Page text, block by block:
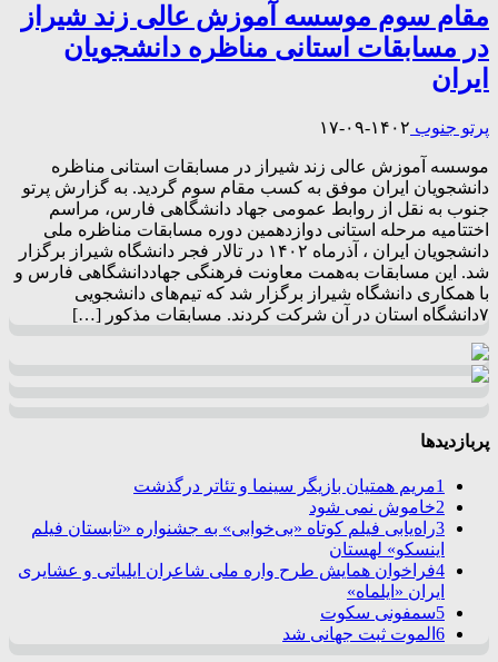
مقام سوم موسسه آموزش عالی زند شیراز
در مسابقات استانی مناظره دانشجویان
ایران
پرتو جنوب ۱۴۰۲-۰۹-۱۷
موسسه آموزش عالی زند شیراز در مسابقات استانی مناظره
دانشجویان ایران موفق به کسب مقام سوم گردید. به گزارش پرتو
جنوب به نقل از روابط عمومی جهاد دانشگاهی فارس، مراسم
اختتامیه مرحله استانی دوازدهمین دوره مسابقات مناظره ملی
دانشجویان ایران ، آذرماه ۱۴۰۲ در تالار فجر دانشگاه شیراز برگزار
شد. این مسابقات به‌همت معاونت فرهنگی جهاددانشگاهی فارس و
با همکاری دانشگاه شیراز برگزار شد که تیم‌های دانشجویی
۷دانشگاه استان در آن شرکت کردند. مسابقات مذکور […]
پربازدیدها
1مریم همتیان بازیگر سینما و تئاتر درگذشت
2خاموش نمی شود
3راه‌یابی فیلم کوتاه «بی‌خوابی» به جشنواره «تابستان فیلم
اینسکو» لهستان
4فراخوان همایش طرح واره ملی شاعران ایلیاتی و عشایری
ایران «ایلماه»
5سمفونی سکوت
6 الموت ثبت جهانی شد